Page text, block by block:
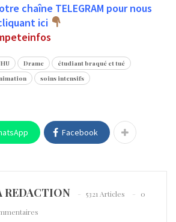
chaîne TELEGRAM pour nous
ici
Drame
étudiant braqué et tué
soins intensifs
Facebook
REDACTION 5321 Articles
0